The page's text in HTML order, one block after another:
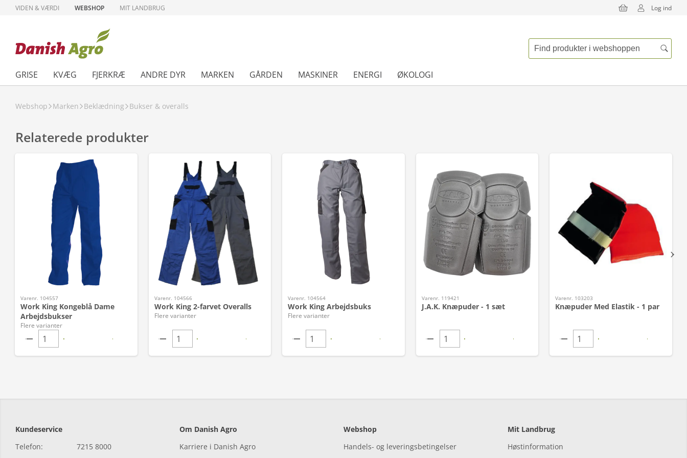
VIDEN & VÆRDI WEBSHOP MIT LANDBRUG Log ind
GRISE KVÆG FJERKRÆ ANDRE DYR MARKEN GÅRDEN MASKINER ENERGI ØKOLOGI
Webshop Marken Beklædning Bukser & overalls
Relaterede produkter
Varenr. 104557
Work King Kongeblå Dame
Arbejdsbukser
Flere varianter
Varenr. 104566
Work King 2-farvet Overalls
Flere varianter
Varenr. 104564
Work King Arbejdsbuks
Flere varianter
Varenr. 119421
J.A.K. Knæpuder - 1 sæt
Varenr. 103203
Knæpuder Med Elastik - 1 par
Kundeservice
Telefon:
7215 8000
Om Danish Agro
Karriere i Danish Agro
Webshop
Handels- og leveringsbetingelser
Mit Landbrug
Høstinformation